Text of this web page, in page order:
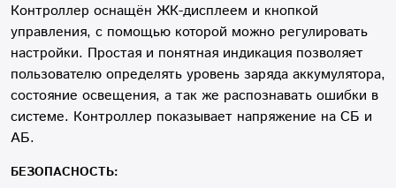
Контроллер оснащён ЖК-дисплеем и кнопкой
управления, с помощью которой можно регулировать
настройки. Простая и понятная индикация позволяет
пользователю определять уровень заряда аккумулятора,
состояние освещения, а так же распознавать ошибки в
системе. Контроллер показывает напряжение на СБ и
АБ.
БЕЗОПАСНОСТЬ: